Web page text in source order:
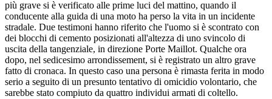
più grave si è verificato alle prime luci del mattino, quando il
conducente alla guida di una moto ha perso la vita in un incidente
stradale. Due testimoni hanno riferito che l'uomo si è scontrato con
dei blocchi di cemento posizionati all'altezza di uno svincolo di
uscita della tangenziale, in direzione Porte Maillot. Qualche ora
dopo, nel sedicesimo arrondissement, si è registrato un altro grave
fatto di cronaca. In questo caso una persona è rimasta ferita in modo
serio a seguito di un presunto tentativo di omicidio volontario, che
sarebbe stato compiuto da quattro individui armati di coltello.